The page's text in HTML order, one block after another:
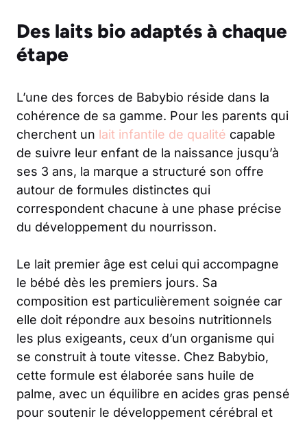
Des laits bio adaptés à chaque
étape
L’une des forces de Babybio réside dans la
cohérence de sa gamme. Pour les parents qui
cherchent un lait infantile de qualité capable
de suivre leur enfant de la naissance jusqu’à
ses 3 ans, la marque a structuré son offre
autour de formules distinctes qui
correspondent chacune à une phase précise
du développement du nourrisson.
Le lait premier âge est celui qui accompagne
le bébé dès les premiers jours. Sa
composition est particulièrement soignée car
elle doit répondre aux besoins nutritionnels
les plus exigeants, ceux d’un organisme qui
se construit à toute vitesse. Chez Babybio,
cette formule est élaborée sans huile de
palme, avec un équilibre en acides gras pensé
pour soutenir le développement cérébral et